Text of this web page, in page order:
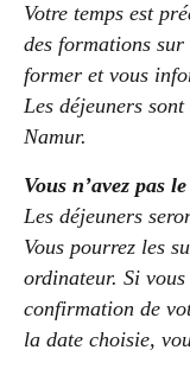
Votre temps est
des formations
former et vous
Les déjeuners
Namur.
Vous n’avez pas
Les déjeuners
Vous pourrez les
ordinateur. Si
confirmation de
la date choisie,